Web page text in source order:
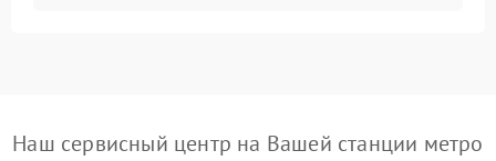
Наш сервисный центр на Вашей станции метро